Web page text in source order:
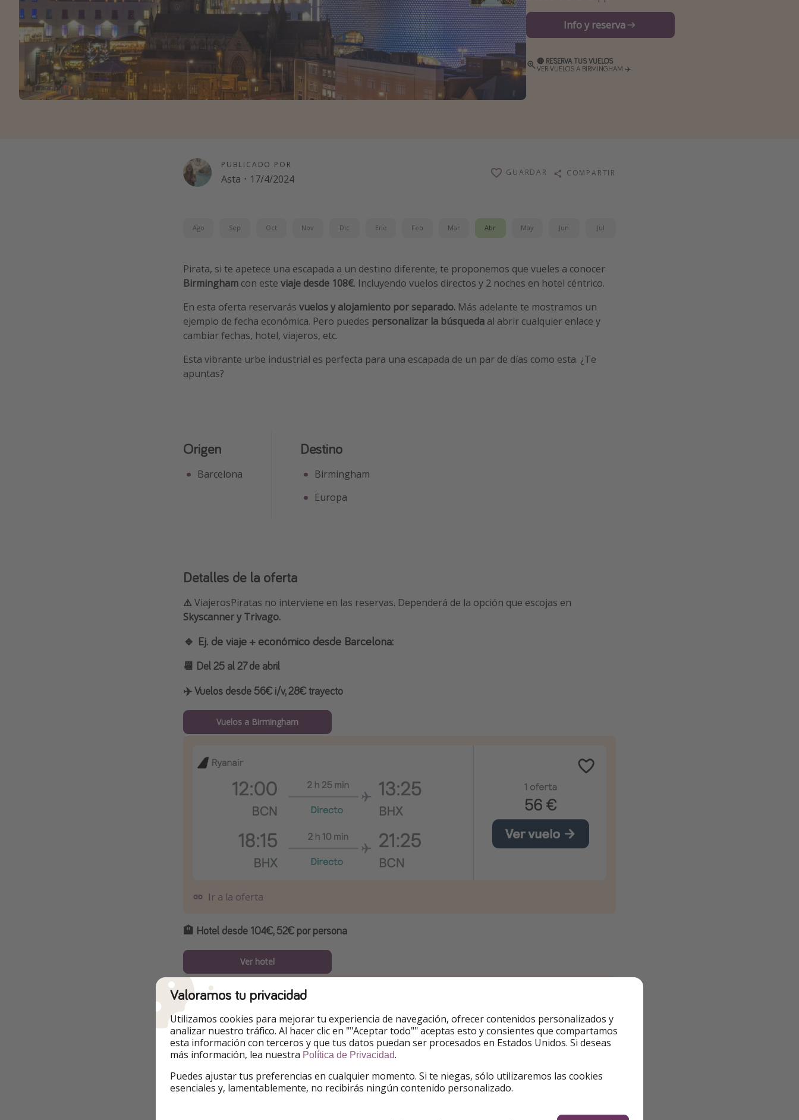
Info y reserva
🔴 RESERVA TUS VUELOS
VER VUELOS A BIRMINGHAM ✈️
PUBLICADO POR
Asta · 17/4/2024
GUARDAR COMPARTIR
Ago Sep Oct Nov Dic Ene Feb Mar Abr May Jun Jul
Pirata, si te apetece una escapada a un destino diferente, te proponemos que vueles a conocer
Birmingham con este viaje desde 108€. Incluyendo vuelos directos y 2 noches en hotel céntrico.
En esta oferta reservarás vuelos y alojamiento por separado. Más adelante te mostramos un
ejemplo de fecha económica. Pero puedes personalizar la búsqueda al abrir cualquier enlace y
cambiar fechas, hotel, viajeros, etc.
Esta vibrante urbe industrial es perfecta para una escapada de un par de días como esta. ¿Te
apuntas?
Origen
Barcelona
Destino
Birmingham
Europa
Detalles de la oferta
⚠️ViajerosPiratas no interviene en las reservas. Dependerá de la opción que escojas en
Skyscanner y Trivago.
🔹 Ej. de viaje + económico desde Barcelona:
📆 Del 25 al 27 de abril
✈️ Vuelos desde 56€ i/v, 28€ trayecto
Vuelos a Birmingham
Ir a la oferta
🏨 Hotel desde 104€, 52€ por persona
Ver hotel
Valoramos tu privacidad
Utilizamos cookies para mejorar tu experiencia de navegación, ofrecer contenidos personalizados y
analizar nuestro tráfico. Al hacer clic en ""Aceptar todo"" aceptas esto y consientes que compartamos
esta información con terceros y que tus datos puedan ser procesados en Estados Unidos. Si deseas
más información, lea nuestra Política de Privacidad.
Puedes ajustar tus preferencias en cualquier momento. Si te niegas, sólo utilizaremos las cookies
esenciales y, lamentablemente, no recibirás ningún contenido personalizado.